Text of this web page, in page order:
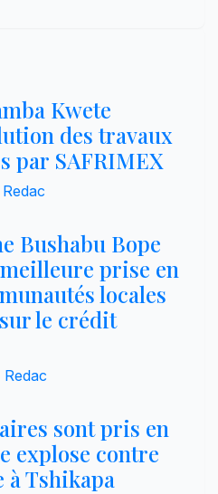
Kwete
des travaux
par SAFRIMEX
Bushabu Bope
prise en
locales
le crédit
Redac
sont pris en
explose contre
à Tshikapa